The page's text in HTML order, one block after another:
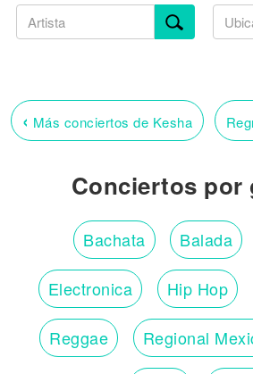
‹ Más conciertos de Kesha
Conciertos por
Bachata Balada
Electronica Hip Hop
Reggae Regional